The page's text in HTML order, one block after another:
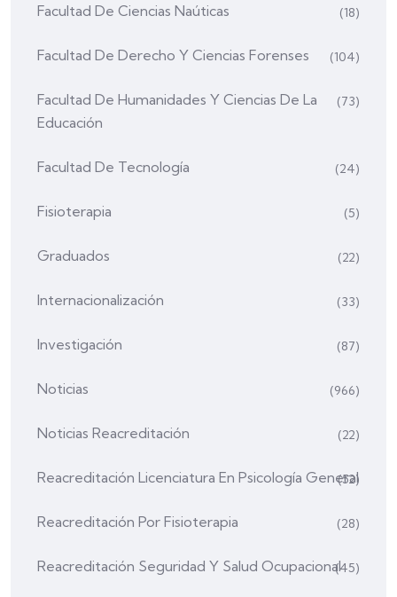
Facultad De Ciencias Naúticas (18)
Facultad De Derecho Y Ciencias Forenses (104)
Facultad De Humanidades Y Ciencias De La
Educación
(73)
Facultad De Tecnología (24)
Fisioterapia (5)
Graduados (22)
Internacionalización (33)
Investigación (87)
Noticias (966)
Noticias Reacreditación (22)
Reacreditación Licenciatura En Psicología General
(52)
Reacreditación Por Fisioterapia (28)
Reacreditación Seguridad Y Salud Ocupacional(45)